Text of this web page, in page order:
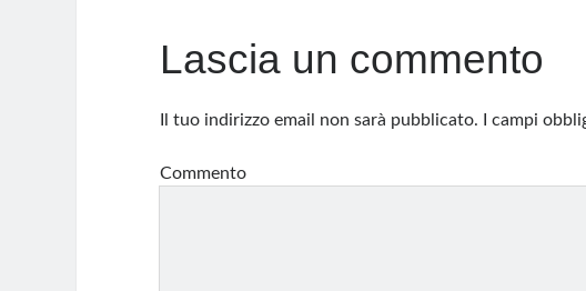
Lascia un commento
Il tuo indirizzo email non sarà pubblicato. I campi
Commento